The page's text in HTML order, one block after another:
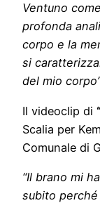
Ventuno
profonda
corpo e la
si
del mio
Il videoclip di
Scalia per
Comunale di
“Il brano mi
subito